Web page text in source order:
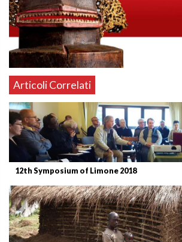
Articoli Correlati
12th Symposium of Limone 2018